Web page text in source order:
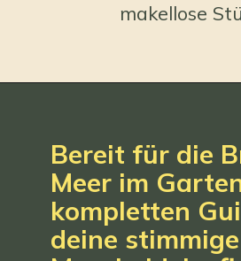
makellose
Bereit für die
Meer im
kompletten
deine stimmige